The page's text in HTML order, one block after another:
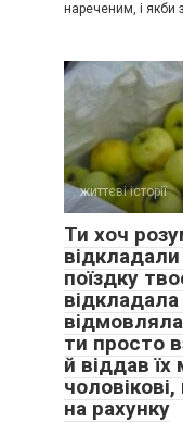
нареченим, і якби
життєві історії
Ти хоч
поїздку
ти просто
й віддав
на рахунку